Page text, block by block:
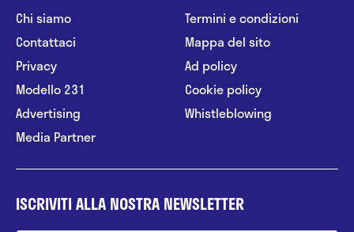
Chi siamo
Contattaci
Privacy
Modello 231
Advertising
Media Partner
Termini e condizioni
Mappa del sito
Ad policy
Cookie policy
Whistleblowing
ISCRIVITI ALLA NOSTRA NEWSLETTER